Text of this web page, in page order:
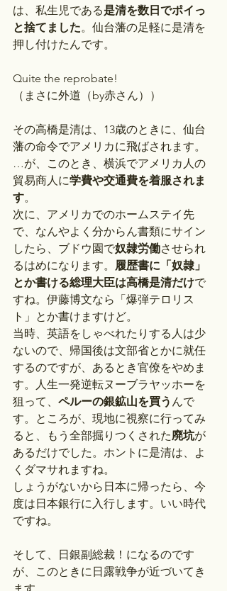
は、私生児である是清を数日でポイっ
と捨てました。仙台藩の足軽に是清を
押し付けたんです。
Quite the reprobate!
（まさに外道（by赤さん））
その高橋是清は、13歳のときに、仙台
藩の命令でアメリカに飛ばされます。
…が、このとき、横浜でアメリカ人の
貿易商人に学費や交通費を着服されま
す。
次に、アメリカでのホームステイ先
で、なんやよく分からん書類にサイン
したら、ブドウ園で奴隷労働させられ
るはめになります。 履歴書に「奴隷」
とか書ける総理大臣は高橋是清だけで
すね。伊藤博文なら「爆弾テロリス
ト」とか書けますけど。
当時、英語をしゃべれたりする人は少
ないので、帰国後は文部省とかに就任
するのですが、あるとき官僚をやめま
す。人生一発逆転ヌーブラヤッホーを
狙って、 ペルーの銀鉱山を買う んで
す。ところが、現地に視察に行ってみ
ると、もう全部掘りつくされた廃坑が
あるだけでした。ホントに是清は、よ
くダマサれますね。
しょうがないから日本に帰ったら、今
度は日本銀行に入行します。いい時代
ですね。
そして、日銀副総裁！になるのです
が、このときに日露戦争が近づいてき